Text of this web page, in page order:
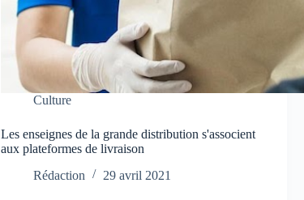
Culture
Les enseignes de la grande distribution s'associent
aux plateformes de livraison
Rédaction
29 avril 2021